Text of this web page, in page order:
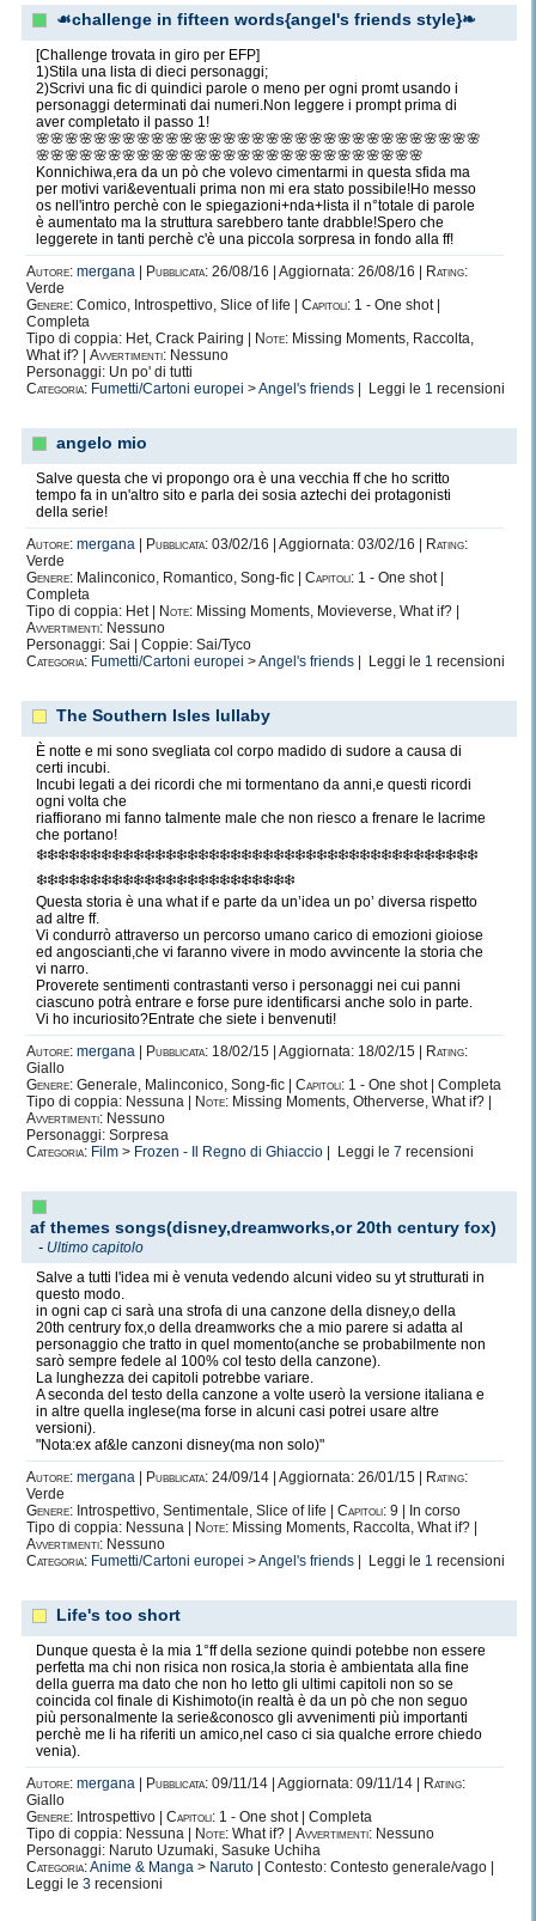
personaggi,ship,fandom!
La cosa più assurda è che quando la gente in questione usa il bashing
nel"meno grave dei casi"si limitano inserire coppie che odiano per poi farle
rompere nel peggiore dei modi andando nel ooc negativo più totale!
Il peggio avviene quando oltre al massacrare la coppia odiata ci sono
inversioni casuali,per essere più specifici in certe storia a contendersi
l'amore di una persona ci sono due personaggi di cui l'odiato è buono e
non ha fatto nulla di male nel canon da cui viene mentre quello amato
nella storia originale è il/la cattivo/a ragazzo/a c'è lo scambio totale di
caratteri che avviene di punto in bianco senza motivazioni plausibili!l'ooc
se é lieve,ergo non é totale con uno stravolgimento in negativo con tutti i
difetti di questo mondo&0pregi,motivato nella trama(ovvero tutte cose non
presenti quando si parla di character bashing)ci può stare altrimenti sia chi
scrive sia chi legge fa prima a non inserire i personaggi odiati nelle proprie
versioni delle storie inoltre ciò non rodere il fegato a nessuno!
Dico ciò in quanto cosi facendo nessuno si fa venire l'ulcera,i sostenitori
del bashing non si devono gustarsi l'esistenza scrivendo di qualcosa che
odiano mentre le persone antibashing che escluso tale fattore potrebbero
trovare la storia di turno carina non devono sorbirsi questa cattiveria
gratuita!
Entrambe le cose sono estremamente puerili al ennesimo potenza!
☙challenge in fifteen words{angel's friends style}❧
[Challenge trovata in giro per EFP]
1)Stila una lista di dieci personaggi;
2)Scrivi una fic di quindici parole o meno per ogni promt usando i
personaggi determinati dai numeri.Non leggere i prompt prima di
aver completato il passo 1!
🌸🌸🌸🌸🌸🌸🌸🌸🌸🌸🌸🌸🌸🌸🌸🌸🌸🌸🌸🌸🌸🌸🌸🌸🌸🌸🌸🌸🌸🌸🌸
🌸🌸🌸🌸🌸🌸🌸🌸🌸🌸🌸🌸🌸🌸🌸🌸🌸🌸🌸🌸🌸🌸🌸🌸🌸🌸🌸
Konnichiwa,era da un pò che volevo cimentarmi in questa sfida ma
per motivi vari&eventuali prima non mi era stato possibile!Ho messo
os nell'intro perchè con le spiegazioni+nda+lista il n°totale di parole
è aumentato ma la struttura sarebbero tante drabble!Spero che
leggerete in tanti perchè c'è una piccola sorpresa in fondo alla ff!
Autore: mergana Pubblicata: 26/08/16 | Aggiornata: 26/08/16 |
Rating:
Verde
Genere: Comico, Introspettivo, Slice of life | Capitoli: 1 - One shot |
Completa
Tipo di coppia: Het, Crack Pairing |
Note: Missing Moments, Raccolta,
What if? | Avvertimenti: Nessuno
Personaggi: Un po' di tutti
Categoria: Fumetti/Cartoni europei >Angel's friends | Leggi le 1 recensioni
angelo mio
Salve questa che vi propongo ora è una vecchia ff che ho scritto
tempo fa in un'altro sito e parla dei sosia aztechi dei protagonisti
della serie!
Autore: mergana Pubblicata: 03/02/16 | Aggiornata: 03/02/16 |
Rating:
Verde
Genere: Malinconico, Romantico, Song-fic | Capitoli: 1 - One shot |
Completa
Tipo di coppia: Het |
Note: Missing Moments, Movieverse, What if? |
Avvertimenti: Nessuno
Personaggi: Sai | Coppie: Sai/Tyco
Categoria: Fumetti/Cartoni europei >Angel's friends | Leggi le 1 recensioni
The Southern Isles lullaby
È notte e mi sono svegliata col corpo madido di sudore a causa di
certi incubi.
Incubi legati a dei ricordi che mi tormentano da anni,e questi ricordi
ogni volta che
riaffiorano mi fanno talmente male che non riesco a frenare le lacrime
che portano!
❄️❄️❄️❄️❄️❄️❄️❄️❄️❄️❄️❄️❄️❄️❄️❄️❄️❄️❄️❄️❄️❄️❄️❄️❄️❄️❄️❄️❄️❄️❄️❄️❄️❄️❄️❄️❄️❄️❄️❄️❄️
❄️❄️❄️❄️❄️❄️❄️❄️❄️❄️❄️❄️❄️❄️❄️❄️❄️❄️❄️❄️❄️❄️❄️❄️
Questa storia è una what if e parte da un’idea un po’ diversa rispetto
ad altre ff.
Vi condurrò attraverso un percorso umano carico di emozioni gioiose
ed angoscianti,che vi faranno vivere in modo avvincente la storia che
vi narro.
Proverete sentimenti contrastanti verso i personaggi nei cui panni
ciascuno potrà entrare e forse pure identificarsi anche solo in parte.
Vi ho incuriosito?Entrate che siete i benvenuti!
Autore: mergana Pubblicata: 18/02/15 | Aggiornata: 18/02/15 |
Rating:
Giallo
Genere: Generale, Malinconico, Song-fic | Capitoli: 1 - One shot | Completa
Tipo di coppia: Nessuna |
Note: Missing Moments, Otherverse, What if? |
Avvertimenti: Nessuno
Personaggi: Sorpresa
Categoria: Film > Frozen - Il Regno di Ghiaccio | Leggi le 7 recensioni
af themes songs(disney,dreamworks,or 20th century fox)
- Ultimo capitolo
Salve a tutti l'idea mi è venuta vedendo alcuni video su yt strutturati in
questo modo.
in ogni cap ci sarà una strofa di una canzone della disney,o della
20th centrury fox,o della dreamworks che a mio parere si adatta al
personaggio che tratto in quel momento(anche se probabilmente non
sarò sempre fedele al 100% col testo della canzone).
La lunghezza dei capitoli potrebbe variare.
A seconda del testo della canzone a volte userò la versione italiana e
in altre quella inglese(ma forse in alcuni casi potrei usare altre
versioni).
"Nota:ex af&le canzoni disney(ma non solo)"
Autore: mergana Pubblicata: 24/09/14 | Aggiornata: 26/01/15 |
Rating:
Verde
Genere: Introspettivo, Sentimentale, Slice of life | Capitoli: 9 | In corso
Tipo di coppia: Nessuna |
Note: Missing Moments, Raccolta, What if? |
Avvertimenti: Nessuno
Categoria: Fumetti/Cartoni europei >Angel's friends | Leggi le 1 recensioni
Life's too short
Dunque questa è la mia 1°ff della sezione quindi potebbe non essere
perfetta ma chi non risica non rosica,la storia è ambientata alla fine
della guerra ma dato che non ho letto gli ultimi capitoli non so se
coincida col finale di Kishimoto(in realtà è da un pò che non seguo
più personalmente la serie&conosco gli avvenimenti più importanti
perchè me li ha riferiti un amico,nel caso ci sia qualche errore chiedo
venia).
Autore: mergana Pubblicata: 09/11/14 | Aggiornata: 09/11/14 |
Rating:
Giallo
Genere: Introspettivo | Capitoli: 1 - One shot | Completa
Tipo di coppia: Nessuna |
Note: What if? | Avvertimenti: Nessuno
Personaggi: Naruto Uzumaki, Sasuke Uchiha
Categoria:Anime & Manga > Naruto | Contesto: Contesto generale/vago |
Leggi le 3 recensioni